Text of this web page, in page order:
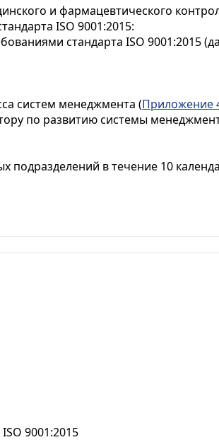
и фармацевтического
ISO 9001:2015:
стандарта ISO 9001:2015
систем менеджмента (Приложение
по развитию системы
подразделений в течение 10
9001:2015